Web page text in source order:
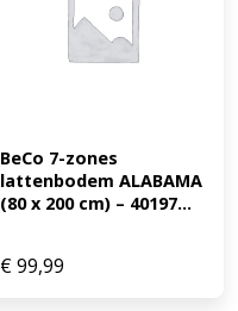
BeCo 7-zones
lattenbodem ALABAMA
(80 x 200 cm) – 40197...
€99,99